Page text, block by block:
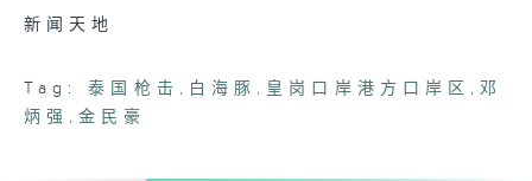
37
新闻天地
Tag: 泰国枪击 , 白海豚 , 皇岗口岸港方口岸区 , 邓
炳强 ,金民豪